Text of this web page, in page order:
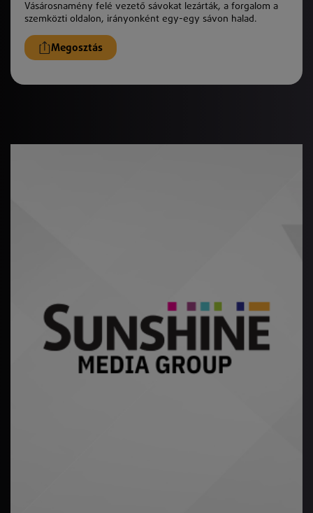
Vásárosnamény felé vezető sávokat lezárták, a forgalom a
szemközti oldalon, irányonként egy-egy sávon halad.
Megosztás